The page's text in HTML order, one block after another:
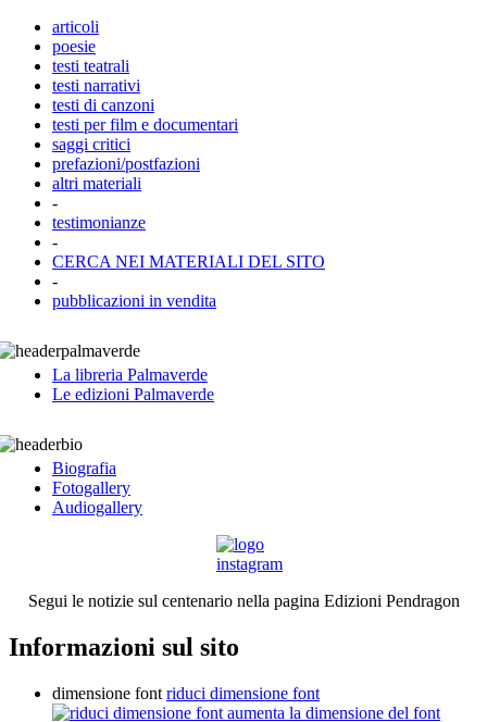
articoli
poesie
testi teatrali
testi narrativi
testi di canzoni
testi per film e documentari
saggi critici
prefazioni/postfazioni
altri materiali
-
testimonianze
-
CERCA NEI MATERIALI DEL SITO
-
pubblicazioni in vendita
La libreria Palmaverde
Le edizioni Palmaverde
Biografia
Fotogallery
Audiogallery
Segui le notizie sul centenario nella pagina Edizioni Pendragon
Informazioni sul sito
dimensione font riduci dimensione font
aumenta la dimensione del font